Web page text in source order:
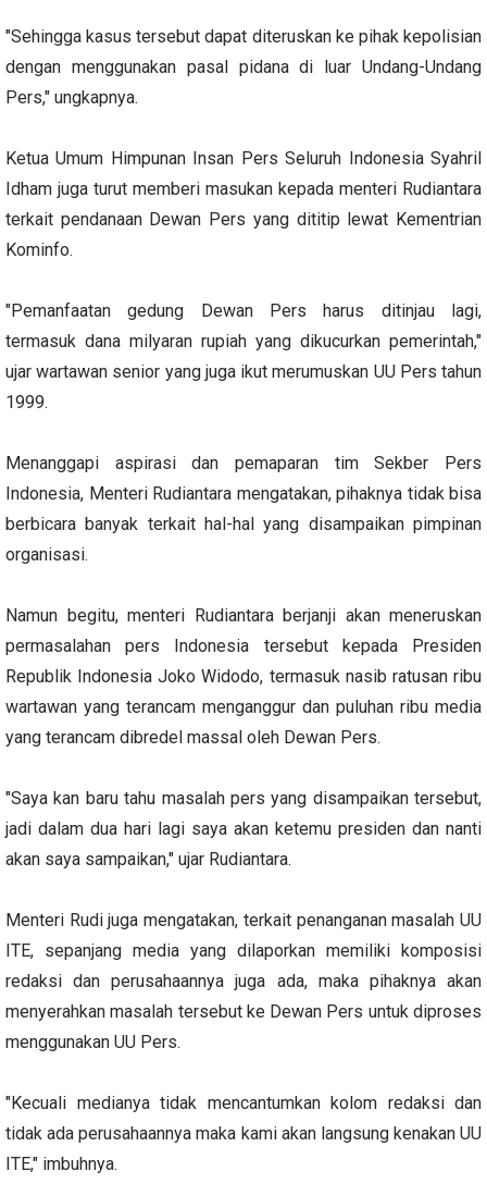
"Sehingga kasus tersebut dapat diteruskan ke pihak kepolisian
dengan menggunakan pasal pidana di luar Undang-Undang
Pers," ungkapnya.
Ketua Umum Himpunan Insan Pers Seluruh Indonesia Syahril
Idham juga turut memberi masukan kepada menteri Rudiantara
terkait pendanaan Dewan Pers yang dititip lewat Kementrian
Kominfo.
"Pemanfaatan gedung Dewan Pers harus ditinjau lagi,
termasuk dana milyaran rupiah yang dikucurkan pemerintah,"
ujar wartawan senior yang juga ikut merumuskan UU Pers tahun
1999.
Menanggapi aspirasi dan pemaparan tim Sekber Pers
Indonesia, Menteri Rudiantara mengatakan, pihaknya tidak bisa
berbicara banyak terkait hal-hal yang disampaikan pimpinan
organisasi.
Namun begitu, menteri Rudiantara berjanji akan meneruskan
permasalahan pers Indonesia tersebut kepada Presiden
Republik Indonesia Joko Widodo, termasuk nasib ratusan ribu
wartawan yang terancam menganggur dan puluhan ribu media
yang terancam dibredel massal oleh Dewan Pers.
"Saya kan baru tahu masalah pers yang disampaikan tersebut,
jadi dalam dua hari lagi saya akan ketemu presiden dan nanti
akan saya sampaikan," ujar Rudiantara.
Menteri Rudi juga mengatakan, terkait penanganan masalah UU
ITE, sepanjang media yang dilaporkan memiliki komposisi
redaksi dan perusahaannya juga ada, maka pihaknya akan
menyerahkan masalah tersebut ke Dewan Pers untuk diproses
menggunakan UU Pers.
"Kecuali medianya tidak mencantumkan kolom redaksi dan
tidak ada perusahaannya maka kami akan langsung kenakan UU
ITE," imbuhnya.